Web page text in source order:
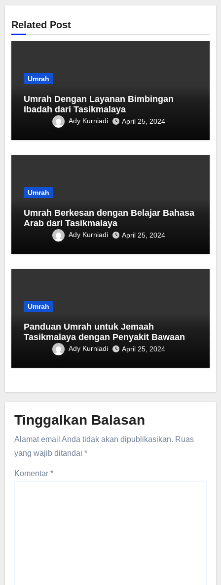
Related Post
Umrah
Umrah Dengan Layanan Bimbingan
Ibadah dari Tasikmalaya
Ady Kurniadi April 25, 2024
Umrah
Umrah Berkesan dengan Belajar Bahasa
Arab dari Tasikmalaya
Ady Kurniadi April 25, 2024
Umrah
Panduan Umrah untuk Jemaah
Tasikmalaya dengan Penyakit Bawaan
Ady Kurniadi April 25, 2024
Tinggalkan Balasan
Alamat email Anda tidak akan dipublikasikan. Ruas
yang wajib ditandai*
Komentar*